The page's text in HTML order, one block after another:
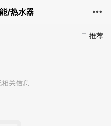
/热水器
推荐
关信息